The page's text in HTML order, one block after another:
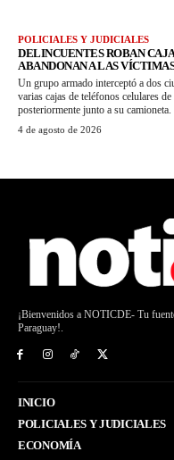
POLICIALES Y JUDICIALES
DELINCUENTES ROBAN
ABANDONAN A LAS VÍCTIMAS
Un grupo armado interceptó a dos
varias cajas de teléfonos celulares
posteriormente junto a su camioneta.
4 de agosto de 2026
¡Bienvenidos a NOTICDE- Tu
Paraguay!.
INICIO
POLICIALES Y JUDICIALES
ECONOMÍA